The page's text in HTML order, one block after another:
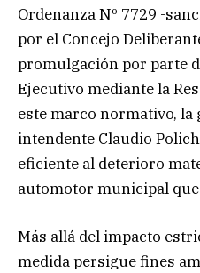
Ordenanza Nº 7729 -
por el Concejo
promulgación por parte
Ejecutivo mediante la
este marco normativo,
intendente Claudio
eficiente al deterioro
automotor municipal
Más allá del impacto
medida persigue fines